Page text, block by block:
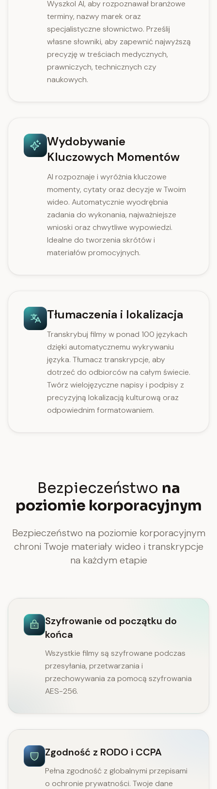
Wyszkol AI, aby rozpoznawał branżowe
terminy, nazwy marek oraz
specjalistyczne słownictwo. Prześlij
własne słowniki, aby zapewnić najwyższą
precyzję w treściach medycznych,
prawniczych, technicznych czy
naukowych.
Wydobywanie
Kluczowych Momentów
AI rozpoznaje i wyróżnia kluczowe
momenty, cytaty oraz decyzje w Twoim
wideo. Automatycznie wyodrębnia
zadania do wykonania, najważniejsze
wnioski oraz chwytliwe wypowiedzi.
Idealne do tworzenia skrótów i
materiałów promocyjnych.
Tłumaczenia i lokalizacja
Transkrybuj filmy w ponad 100 językach
dzięki automatycznemu wykrywaniu
języka. Tłumacz transkrypcje, aby
dotrzeć do odbiorców na całym świecie.
Twórz wielojęzyczne napisy i podpisy z
precyzyjną lokalizacją kulturową oraz
odpowiednim formatowaniem.
Bezpieczeństwo na
poziomie korporacyjnym
Bezpieczeństwo na poziomie korporacyjnym
chroni Twoje materiały wideo i transkrypcje
na każdym etapie
Szyfrowanie od początku do
końca
Wszystkie filmy są szyfrowane podczas
przesyłania, przetwarzania i
przechowywania za pomocą szyfrowania
AES-256.
Zgodność z RODO i CCPA
Pełna zgodność z globalnymi przepisami
o ochronie prywatności. Twoje dane